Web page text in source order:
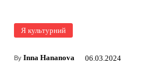
Я культурний
By Inna Hananova 06.03.2024